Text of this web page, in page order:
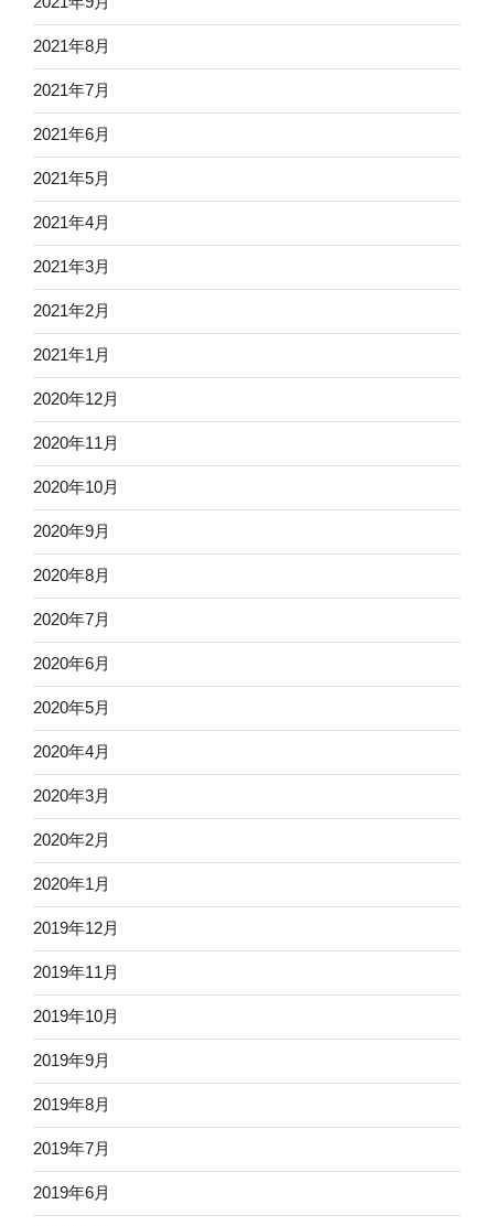
2021年8月
2021年7月
2021年6月
2021年5月
2021年4月
2021年3月
2021年2月
2021年1月
2020年12月
2020年11月
2020年10月
2020年9月
2020年8月
2020年7月
2020年6月
2020年5月
2020年4月
2020年3月
2020年2月
2020年1月
2019年12月
2019年11月
2019年10月
2019年9月
2019年8月
2019年7月
2019年6月